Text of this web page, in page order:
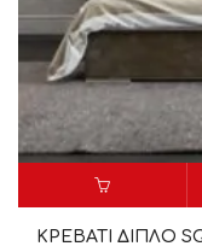
ΚΡΕΒΑΤΙ ΔΙΠΛΟ